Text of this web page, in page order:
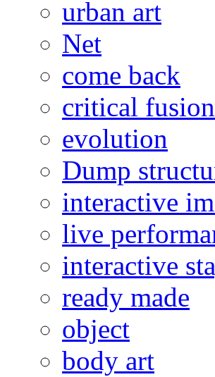
urban art
Net
come back
critical fusion
evolution
Dump
interactive
live
interactive
ready made
object
body art